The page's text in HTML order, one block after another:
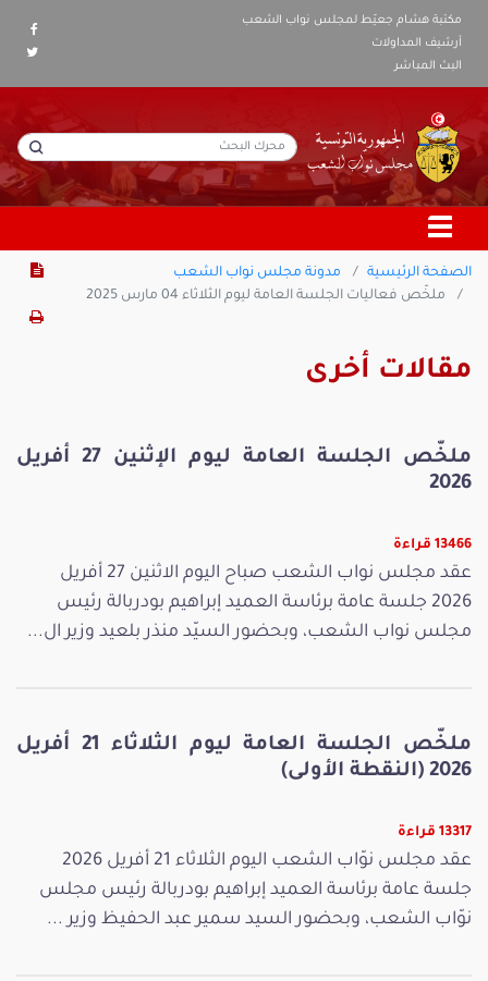
مكتبة هشام جعيّط لمجلس نواب الشعب
أرشيف المداولات
البث المباشر
الصفحة الرئيسية
مدونة مجلس نواب الشعب
ملخّص فعاليات الجلسة العامة ليوم الثلاثاء 04 مارس 2025
مقالات أخرى
ملخّص الجلسة العامة ليوم الإثنين 27 أفريل
2026
13466 قراءة
عقد مجلس نواب الشعب صباح اليوم الاثنين 27 أفريل
2026 جلسة عامة برئاسة العميد إبراهيم بودربالة رئيس
مجلس نواب الشعب، وبحضور السيّد منذر بلعيد وزير ال...
ملخّص الجلسة العامة ليوم الثلاثاء 21 أفريل
2026 (النقطة الأولى)
13317 قراءة
عقد مجلس نوّاب الشعب اليوم الثلاثاء 21 أفريل 2026
جلسة عامة برئاسة العميد إبراهيم بودربالة رئيس مجلس
نوّاب الشعب، وبحضور السيد سمير عبد الحفيظ وزير ...